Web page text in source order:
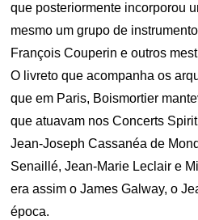
que posteriormente incorporou
mesmo um grupo de
François Couperin e outros
O livreto que acompanha os
que em Paris, Boismortier
que atuavam nos Concerts
Jean-Joseph Cassanéa de
Senaillé, Jean-Marie Leclair e
era assim o James Galway, o
época.